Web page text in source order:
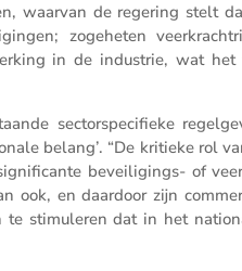
waarvan de regering stelt
zogeheten
in de industrie, wat het
sector­spe­ci­fieke
belang’. “De kritieke rol
bevei­li­gings- of
ook, en daardoor zijn
te stimu­leren dat in het